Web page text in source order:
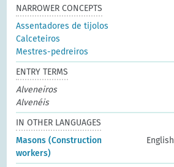
NARROWER CONCEPTS
Assentadores de tijolos
Calceteiros
Mestres-pedreiros
ENTRY TERMS
Alveneiros
Alvenéis
IN OTHER LANGUAGES
Masons (Construction
workers)
English